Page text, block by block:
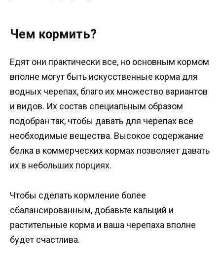
Чем кормить?
Едят они практически все, но основным кормом
вполне могут быть искусственные корма для
водных черепах, благо их множество вариантов
и видов. Их состав специальным образом
подобран так, чтобы давать для черепах все
необходимые вещества. Высокое содержание
белка в коммерческих кормах позволяет давать
их в небольших порциях.
Чтобы сделать кормление более
сбалансированным, добавьте кальций и
растительные корма и ваша черепаха вполне
будет счастлива.